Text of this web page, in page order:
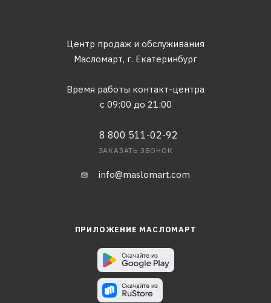
Центр продаж и обслуживания
Масломарт, г. Екатеринбург
Время работы контакт-центра
с 09:00 до 21:00
8 800 511-02-92
ЗАКАЗАТЬ ЗВОНОК
info@maslomart.com
ПРИЛОЖЕНИЕ МАСЛОМАРТ